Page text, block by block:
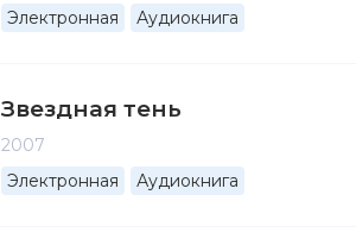
Электронная
Аудиокнига
Звездная тень
2007
Электронная
Аудиокнига